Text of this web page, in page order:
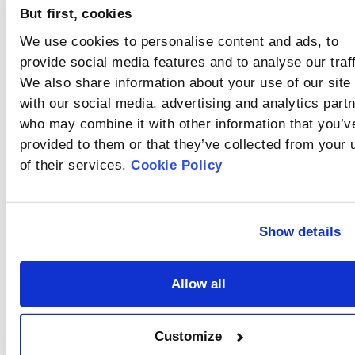
But first, cookies
We use cookies to personalise content and ads, to
provide social media features and to analyse our
We also share information about your use of our site
with our social media, advertising and analytics
who may combine it with other information that
provided to them or that they’ve collected from your
of their services.Cookie Policy
Show details
Allow all
Customize
insbesondere wenn sie
sehr fein sind. Daher ist
eine vollständige
Dispersion der Probe
vor der Messung
unerlässlich.
auflösen oder
agglomerieren oder mit
dem Medium reagieren,
werden in der Regel mit
der
Trockendispersionsmethode
Abschattung?
Die Obskuration
bezieht sich auf den
Anteil des von den
Partikeln in der
Messzone gestreuten
und absorbierten
Lichts, der die
Konzentration der
Suspension angibt.
Was ist das
Hintergrundsignal?
Vor der Probenanalyse
muss eine
Hintergrundmessung
Brechungsindex
Lichtstrahlen beim
gebeugt werden. Der
Welche Faktoren
den
Die Gründe für
this